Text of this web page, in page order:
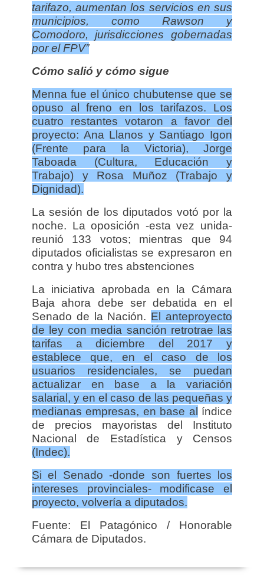
tarifazo, aumentan los servicios en sus
municipios, como Rawson y
Comodoro, jurisdicciones gobernadas
por el FPV”
Cómo salió y cómo sigue
Menna fue el único chubutense que se
opuso al freno en los tarifazos. Los
cuatro restantes votaron a favor del
proyecto: Ana Llanos y Santiago Igon
(Frente para la Victoria), Jorge
Taboada (Cultura, Educación y
Trabajo) y Rosa Muñoz (Trabajo y
Dignidad).
La sesión de los diputados votó por la
noche. La oposición -esta vez unida-
reunió 133 votos; mientras que 94
diputados oficialistas se expresaron en
contra y hubo tres abstenciones
La iniciativa aprobada en la Cámara
Baja ahora debe ser debatida en el
Senado de la Nación. El anteproyecto
de ley con media sanción retrotrae las
tarifas a diciembre del 2017 y
establece que, en el caso de los
usuarios residenciales, se puedan
actualizar en base a la variación
salarial, y en el caso de las pequeñas y
medianas empresas, en base al índice
de precios mayoristas del Instituto
Nacional de Estadística y Censos
(Indec).
Si el Senado -donde son fuertes los
intereses provinciales- modificase el
proyecto, volvería a diputados.
Fuente: El Patagónico / Honorable
Cámara de Diputados.